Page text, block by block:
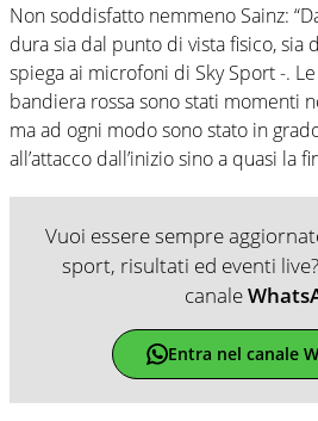
Non soddisfatto nemmeno Sainz:
dura sia dal punto di vista fisico, sia
spiega ai microfoni di Sky Sport -.
bandiera rossa sono stati momenti
ma ad ogni modo sono stato in
all’attacco dall’inizio sino a quasi la
Vuoi essere sempre
sport, risultati ed eventi
canale
Entra nel canale